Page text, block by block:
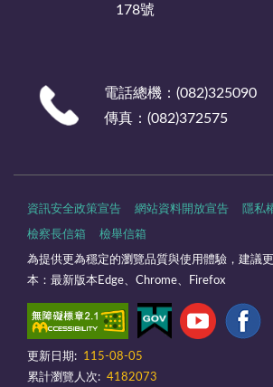
178號
電話總機：(082)325090
傳真：(082)372575
資訊安全政策宣告 網站資料開放宣告 隱私
檢察長信箱 檢舉信箱
為提供更為穩定的瀏覽品質與使用體驗，建議
本：最新版本Edge、Chrome、Firefox
更新日期:
115-08-05
累計瀏覽人次: 4182073